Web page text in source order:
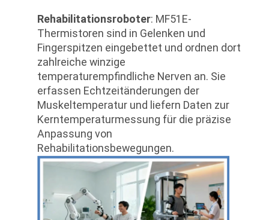
Rehabilitationsroboter: MF51E-
Thermistoren sind in Gelenken und
Fingerspitzen eingebettet und ordnen dort
zahlreiche winzige
temperaturempfindliche Nerven an. Sie
erfassen Echtzeitänderungen der
Muskeltemperatur und liefern Daten zur
Kerntemperaturmessung für die präzise
Anpassung von
Rehabilitationsbewegungen.